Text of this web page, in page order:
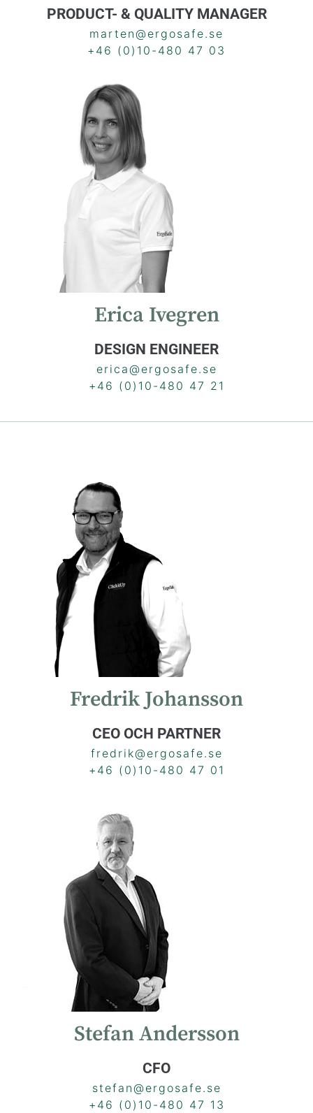
PRODUCT- & QUALITY MANAGER
marten@ergosafe.se
+46 (0)10-480 47 03
Erica Ivegren
DESIGN ENGINEER
erica@ergosafe.se
+46 (0)10-480 47 21
Fredrik Johansson
CEO OCH PARTNER
fredrik@ergosafe.se
+46 (0)10-480 47 01
Stefan Andersson
CFO
stefan@ergosafe.se
+46 (0)10-480 47 13